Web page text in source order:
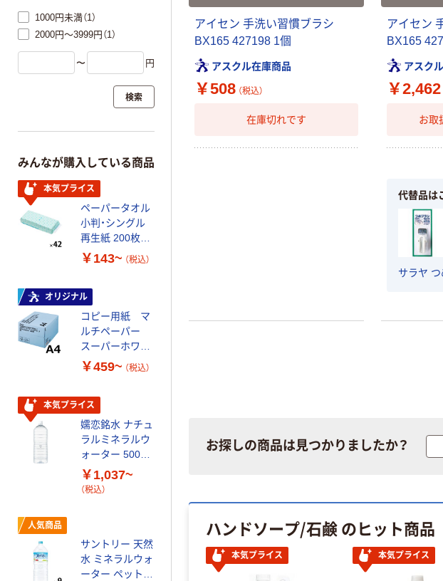
アイセン 手洗い習慣ブラシ
BX165 427198 1個
アスクル在庫商品
￥508 （税込）
在庫切れです
アイセン
BX165
アスク
￥2,462
お取
代替品は
サラヤ
お探しの商品は見つかりましたか？
ハンドソープ/石鹸 のヒット商品
本気プライス 本気プライス
1000円未満（1）
2000円～3999円（1）
〜 円
検索
みんなが購入している商品
本気プライス
ペーパータオル
小判・シングル
再生紙 200枚
FSC認証紙 アス
クルオリジナル
￥143~ （税込）
オリジナル
コピー用紙 マ
ルチペーパー
スーパーホワイ
トＪ 国内生産
￥459~ （税込）
本気プライス
嬬恋銘水 ナチュ
ラルミネラルウ
ォーター 500ml
キャップシール
付き／2Lラベル
￥1,037~
（税込）
人気商品
サントリー 天然
水 ミネラルウォ
ーター ペットボ